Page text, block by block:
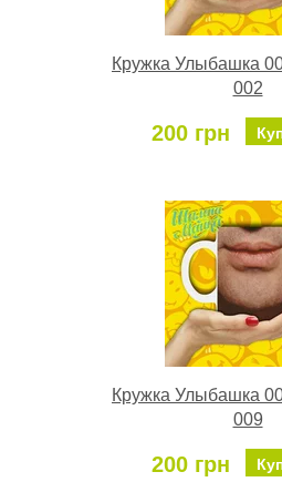
Кружка Улыбашка
002
200 грн
Кружка Улыбашка
009
200 грн